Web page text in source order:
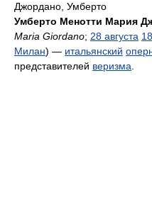
Джордано, Умберто
Умберто Менотти Мария
Maria Giordano; 28 августа
Милан) ― итальянский
представителей веризма.